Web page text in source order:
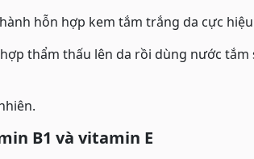
hỗn hợp kem tắm trắng da cực
thẩm thấu lên da rồi dùng nước tắm
B1 và vitamin E